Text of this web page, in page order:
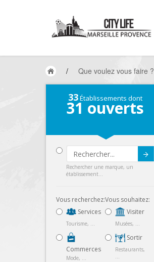
/ Que voulez vous faire ?
33Établissements dont
31 ouverts
Submit
Rechercher une marque, un
établissement...
Vous recherchez:
Services
Tourisme, ...
Commerces
Mode, ...
Vous souhaitez:
Visiter
Musées, ...
Sortir
Restaurants,
...